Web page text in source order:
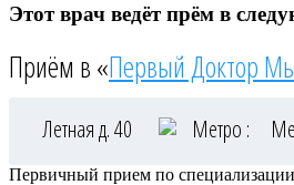
Этот врач ведёт прём в
Приём в «Первый Доктор
Летная д. 40 Метро :
Первичный прием по